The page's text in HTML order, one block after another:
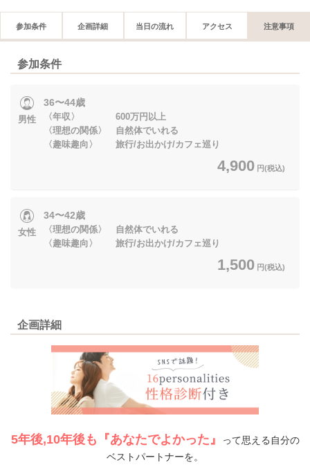
参加条件 企画詳細 当日の流れ アクセス 注意事項
参加条件
男性
36〜44歳
〈年収〉 600万円以上
〈理想の関係〉 自然体でいれる
〈趣味趣向〉 旅行/お出かけ/カフェ巡り
4,900 円(税込)
女性
34〜42歳
〈理想の関係〉 自然体でいれる
〈趣味趣向〉 旅行/お出かけ/カフェ巡り
1,500 円(税込)
企画詳細
5年後,10年後も『あなたでよかった』
って思える自分の
ベストパートナーを。